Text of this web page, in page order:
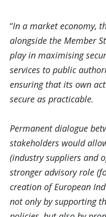
“In a market economy,
alongside the Member
play in maximising
services to public
ensuring that its own
secure as practicable.
Permanent dialogue
stakeholders would
(industry suppliers and
stronger advisory role
creation of European
not only by supporting